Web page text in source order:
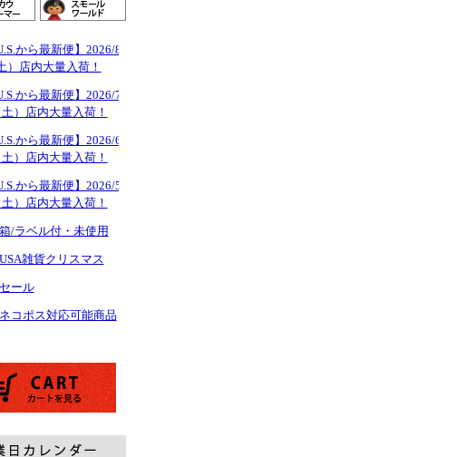
から最新便】2026/8/1
）店内大量入荷！
から最新便】2026/7/1
）店内大量入荷！
から最新便】2026/6/2
）店内大量入荷！
から最新便】2026/5/1
）店内大量入荷！
/ラベル付・未使用
雑貨クリスマス
ール
コポス対応可能商品